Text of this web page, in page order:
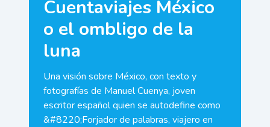
Cuentaviajes México
o el ombligo de la
luna
Una visión sobre México, con texto y
fotografías de Manuel Cuenya, joven
escritor español quien se autodefine como
&#8220;Forjador de palabras, viajero en